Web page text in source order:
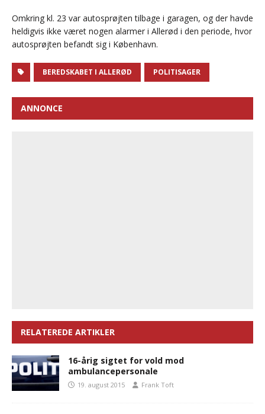
Omkring kl. 23 var autosprøjten tilbage i garagen, og der havde
heldigvis ikke været nogen alarmer i Allerød i den periode, hvor
autosprøjten befandt sig i København.
BEREDSKABET I ALLERØD POLITISAGER
ANNONCE
RELATEREDE ARTIKLER
16-årig sigtet for vold mod
ambulancepersonale
19. august 2015 Frank Toft